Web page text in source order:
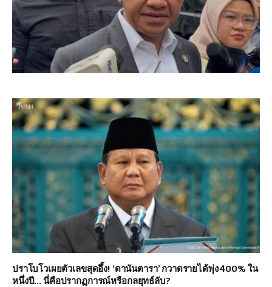
ปราโบโวเผยตัวเลขสุดอึ้ง! ‘ดานันตารา’ กวาดรายได้พุ่ง 400% ใน
หนึ่งปี… นี่คือปรากฏการณ์หรือกลยุทธ์ลับ?